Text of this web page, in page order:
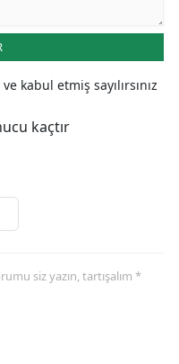
kabul etmiş sayılırsınız
kaçtır
siz yazın, tartışalım *